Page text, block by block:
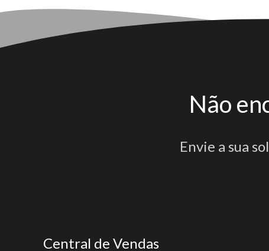
Não
Envie a sua
Central de Vendas